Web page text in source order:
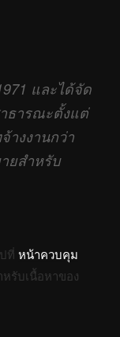
และได้จัด
ธารณะตั้งแต่
างงานกว่า
ยสำหรับ
ที่ หน้าควบคุม
รับเนื้อหาของ